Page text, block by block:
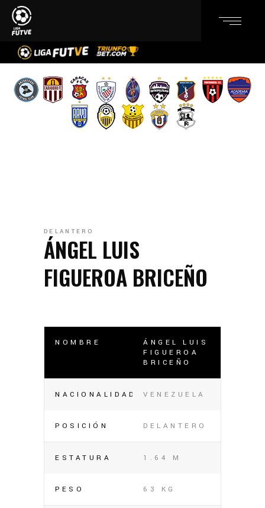
DELANTERO
ÁNGEL LUIS
FIGUEROA BRICEÑO
NOMBRE
ÁNGEL LUIS
FIGUEROA
BRICEÑO
NACIONALIDAD VENEZUELA
POSICIÓN DELANTERO
ESTATURA 1.64 M
PESO 63 KG